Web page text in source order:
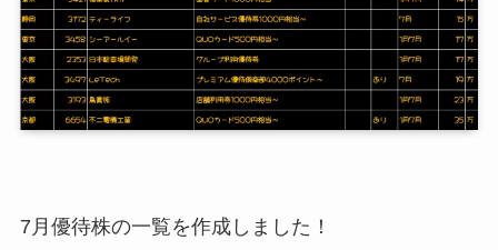
7月優待株の一覧を作成しました！